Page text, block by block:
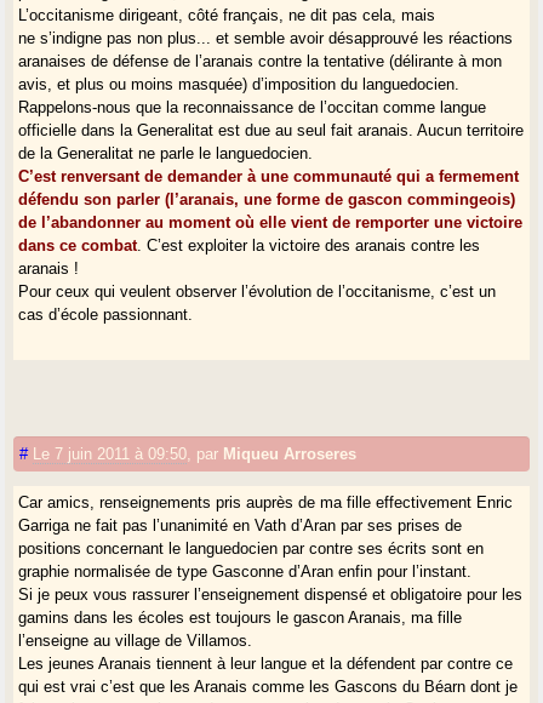
L’occitanisme dirigeant, côté français, ne dit pas cela, mais
ne s’indigne pas non plus... et semble avoir désapprouvé les réactions
aranaises de défense de l’aranais contre la tentative (délirante à mon
avis, et plus ou moins masquée) d’imposition du languedocien.
Rappelons-nous que la reconnaissance de l’occitan comme langue
officielle dans la Generalitat est due au seul fait aranais. Aucun territoire
de la Generalitat ne parle le languedocien.
C’est renversant de demander à une communauté qui a fermement
défendu son parler (l’aranais, une forme de gascon commingeois)
de l’abandonner au moment où elle vient de remporter une victoire
dans ce combat. C’est exploiter la victoire des aranais contre les
aranais !
Pour ceux qui veulent observer l’évolution de l’occitanisme, c’est un
cas d’école passionnant.
# Le 7 juin 2011 à 09:50 par Miqueu Arroseres
Car amics, renseignements pris auprès de ma fille effectivement Enric
Garriga ne fait pas l’unanimité en Vath d’Aran par ses prises de
positions concernant le languedocien par contre ses écrits sont en
graphie normalisée de type Gasconne d’Aran enfin pour l’instant.
Si je peux vous rassurer l’enseignement dispensé et obligatoire pour les
gamins dans les écoles est toujours le gascon Aranais, ma fille
l’enseigne au village de Villamos.
Les jeunes Aranais tiennent à leur langue et la défendent par contre ce
qui est vrai c’est que les Aranais comme les Gascons du Béarn dont je